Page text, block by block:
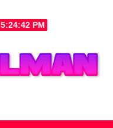
5:24:43 PM